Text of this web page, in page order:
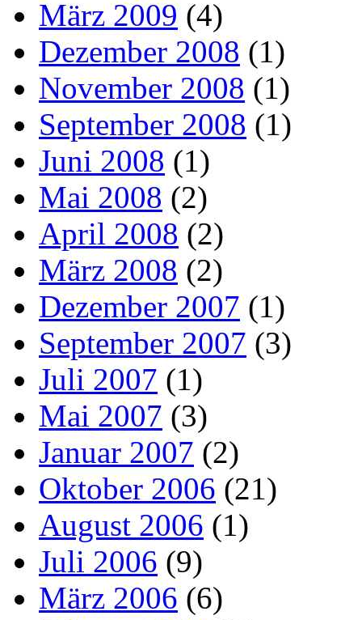
März 2009 (4)
Dezember 2008 (1)
November 2008 (1)
September 2008 (1)
Juni 2008 (1)
Mai 2008 (2)
April 2008 (2)
März 2008 (2)
Dezember 2007 (1)
September 2007 (3)
Juli 2007 (1)
Mai 2007 (3)
Januar 2007 (2)
Oktober 2006 (21)
August 2006 (1)
Juli 2006 (9)
März 2006 (6)